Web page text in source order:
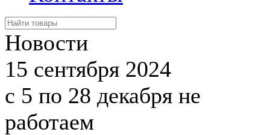
Новости
15 сентября 2024
с 5 по 28 декабря не
работаем